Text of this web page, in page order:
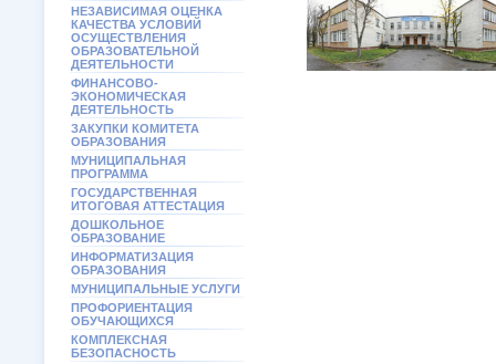
НЕЗАВИСИМАЯ ОЦЕНКА
КАЧЕСТВА УСЛОВИЙ
ОСУЩЕСТВЛЕНИЯ
ОБРАЗОВАТЕЛЬНОЙ
ДЕЯТЕЛЬНОСТИ
ФИНАНСОВО-
ЭКОНОМИЧЕСКАЯ
ДЕЯТЕЛЬНОСТЬ
ЗАКУПКИ КОМИТЕТА
ОБРАЗОВАНИЯ
МУНИЦИПАЛЬНАЯ
ПРОГРАММА
ГОСУДАРСТВЕННАЯ
ИТОГОВАЯ АТТЕСТАЦИЯ
ДОШКОЛЬНОЕ
ОБРАЗОВАНИЕ
ИНФОРМАТИЗАЦИЯ
ОБРАЗОВАНИЯ
МУНИЦИПАЛЬНЫЕ УСЛУГИ
ПРОФОРИЕНТАЦИЯ
ОБУЧАЮЩИХСЯ
КОМПЛЕКСНАЯ
БЕЗОПАСНОСТЬ